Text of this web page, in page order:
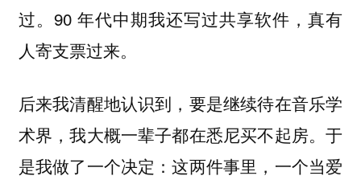
过。90 年代中期我还写过共享软件，真有
人寄支票过来。
后来我清醒地认识到，要是继续待在音乐学
术界，我大概一辈子都在悉尼买不起房。于
是我做了一个决定：这两件事里，一个当爱